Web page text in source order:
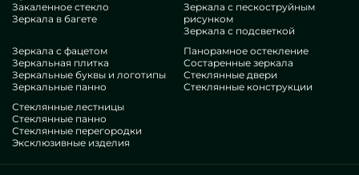
стиля, самобытности, наверняка проанализируйте наши
творения, от панелей из состаренных зеркал и до
множественных бонусов.
Особенности нашей организации
специальностей. У всех многолетние экспириенс, что
удовлетворит даже капризных покупателей. Всегда корпят
над шлифовкой профессиональных уровней, понимают, как
не останавливаться в затруднительных ситуациях. Выдадут и
Закаленное стекло
Зеркала в багете
Зеркала с пескоструйным
рисунком
Зеркала с подсветкой
Зеркала с фацетом
Зеркальная плитка
Зеркальные буквы и логотипы
Зеркальные панно
Панорамное остекление
Состаренные зеркала
Стеклянные двери
Стеклянные конструкции
Стеклянные лестницы
Стеклянные панно
Стеклянные перегородки
Эксклюзивные изделия